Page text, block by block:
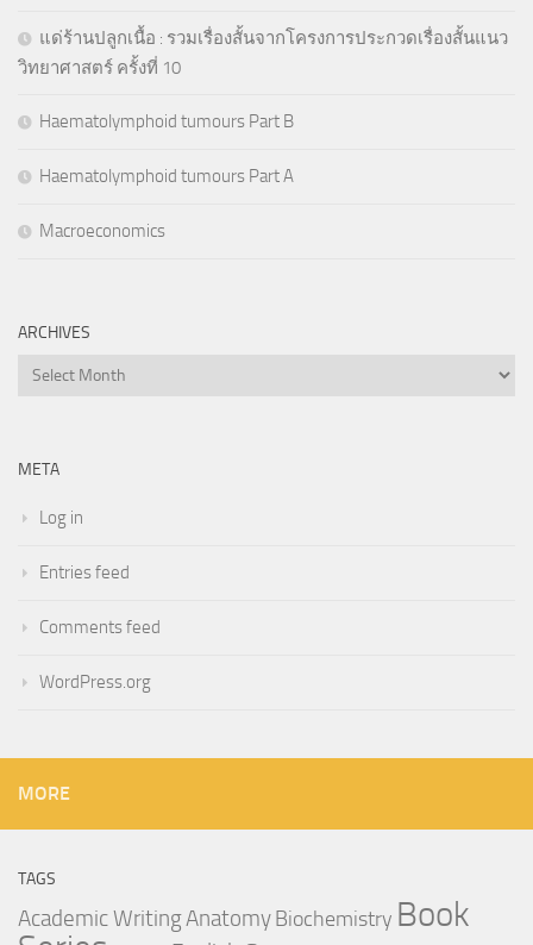
แด่ร้านปลูกเนื้อ : รวมเรื่องสั้นจากโครงการประกวดเรื่องสั้นแนว
วิทยาศาสตร์ ครั้งที่ 10
Haematolymphoid tumours Part B
Haematolymphoid tumours Part A
Macroeconomics
ARCHIVES
Archives
META
Log in
Entries feed
Comments feed
WordPress.org
MORE
TAGS
Academic WritingAnatomy Biochemistry Book